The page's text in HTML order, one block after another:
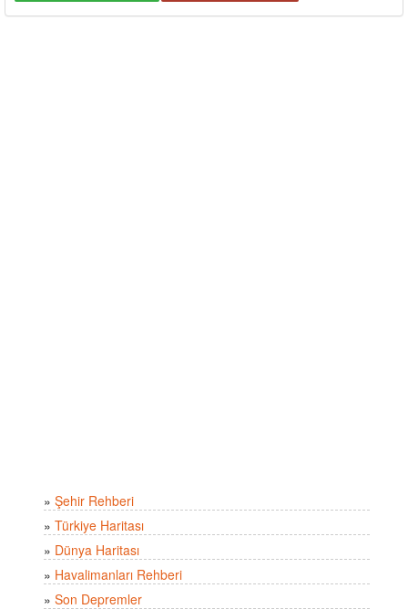
» Şehir Rehberi
» Türkiye Haritası
» Dünya Haritası
» Havalimanları Rehberi
» Son Depremler